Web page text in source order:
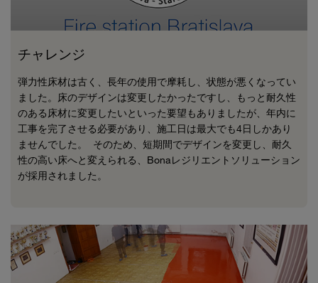
チャレンジ
弾力性床材は古く、長年の使用で摩耗し、状態が悪くなってい
ました。床のデザインは変更したかったですし、もっと耐久性
のある床材に変更したいといった要望もありましたが、年内に
工事を完了させる必要があり、施工日は最大でも4日しかあり
ませんでした。 そのため、短期間でデザインを変更し、耐久
性の高い床へと変えられる、Bonaレジリエントソリューション
が採用されました。